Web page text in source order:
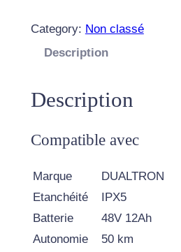
n
e
R
O
T
I
Category: Non classé
Description
Description
Compatible avec
Marque
DUALTRON
Etanchéité
IPX5
Batterie
48V 12Ah
Autonomie
50 km